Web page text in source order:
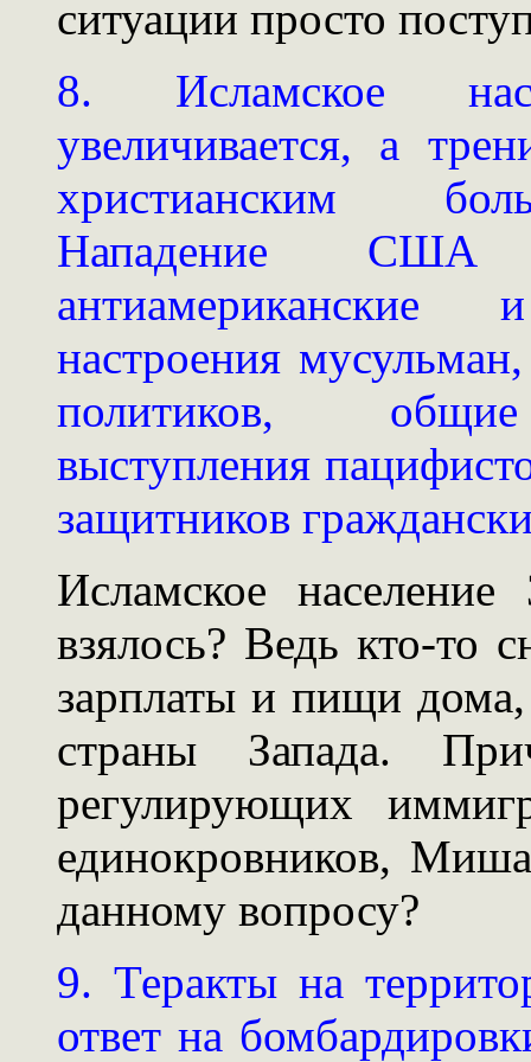
ситуации просто
8. Исламское
увеличивается, а
христианским
Нападение
настроения
политиков, общие
выступления
защитников
Исламское
взялось? Ведь кто-то
зарплаты и пищи
страны Запада.
регулирующих
единокровников,
данному вопросу?
9. Теракты на
ответ на